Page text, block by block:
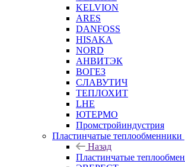
KELVION
ARES
DANFOSS
HISAKA
NORD
АНВИТЭК
ВОГЕЗ
СЛАВУТИЧ
ТЕПЛОХИТ
LHE
ЮТЕРМО
Промстройиндустрия
Пластинчатые теплообменники
Назад
Пластинчатые